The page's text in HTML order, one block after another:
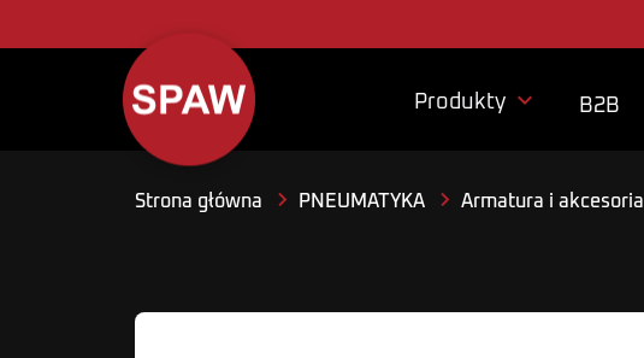
Produkty  B2B
Strona główna PNEUMATYKA Armatura i akcesoria